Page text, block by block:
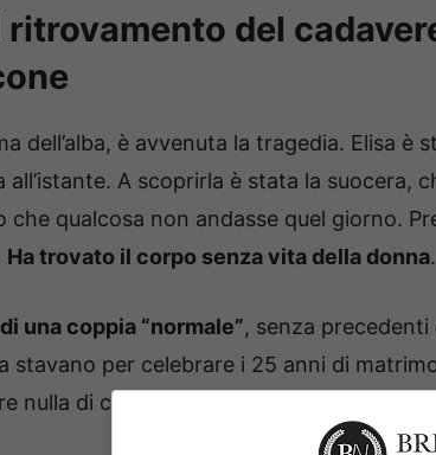
del
dell’alba, è avvenuta la tragedia. Elisa è
A scoprirla è stata la suocera,
che qualcosa non andasse quel giorno.
Ha trovato il corpo senza vita della donna.
una coppia “normale”, senza
stavano per celebrare i 25 anni di
nulla di così cupo. Vicini, amici e parenti